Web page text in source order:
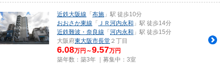
近鉄大阪線 「布施 」駅 徒歩10分
おおさか東線 「 ＪＲ河内永和 」駅 徒歩14分
近鉄難波・奈良線 「河内永和 」駅 徒歩15分
大阪府東大阪市長堂 ２丁目
6.08万円～9.57万円
築年数：築3年 ｜募集中： 3室